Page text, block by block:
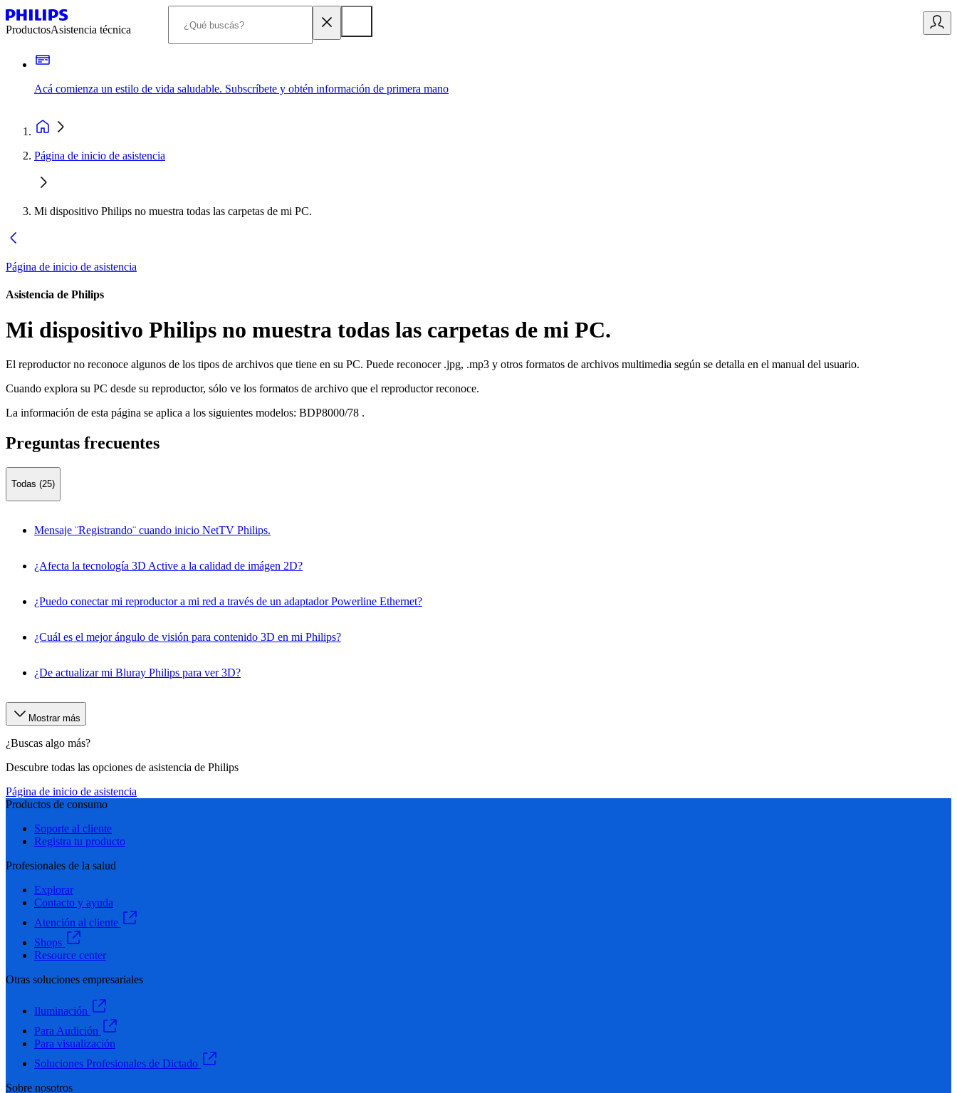
ProductosAsistencia técnica
Acá comienza un estilo de vida saludable. Subscríbete y obtén información de primera mano
Página de inicio de asistencia
Mi dispositivo Philips no muestra todas las carpetas de mi PC.
Página de inicio de asistencia
Asistencia de Philips
Mi dispositivo Philips no muestra todas las carpetas de mi PC.
El reproductor no reconoce algunos de los tipos de archivos que tiene en su PC. Puede reconocer .jpg, .mp3 y otros formatos de archivos multimedia según se detalla en el manual del usuario.
Cuando explora su PC desde su reproductor, sólo ve los formatos de archivo que el reproductor reconoce.
La información de esta página se aplica a los siguientes modelos: BDP8000/78 .
Preguntas frecuentes
Todas (25)
Mensaje ¨Registrando¨ cuando inicio NetTV Philips.
¿Afecta la tecnología 3D Active a la calidad de imágen 2D?
¿Puedo conectar mi reproductor a mi red a través de un adaptador Powerline Ethernet?
¿Cuál es el mejor ángulo de visión para contenido 3D en mi Philips?
¿De actualizar mi Bluray Philips para ver 3D?
Mostrar más
¿Buscas algo más?
Descubre todas las opciones de asistencia de Philips
Página de inicio de asistencia
Productos de consumo
Soporte al cliente
Registra tu producto
Profesionales de la salud
Explorar
Contacto y ayuda
Atención al cliente
Shops
Resource center
Otras soluciones empresariales
Iluminación
Para Audición
Para visualización
Soluciones Profesionales de Dictado
Sobre nosotros